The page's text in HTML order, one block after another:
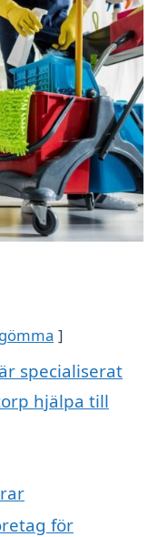
gömma
specialiserat
hjälpa till
för